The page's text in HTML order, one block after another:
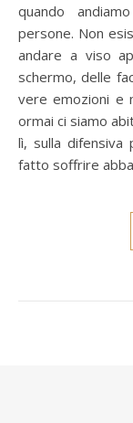
quando
persone. Non
andare a viso
schermo, delle
vere emozioni e
ormai ci siamo
lì, sulla difensiva
fatto soffrire